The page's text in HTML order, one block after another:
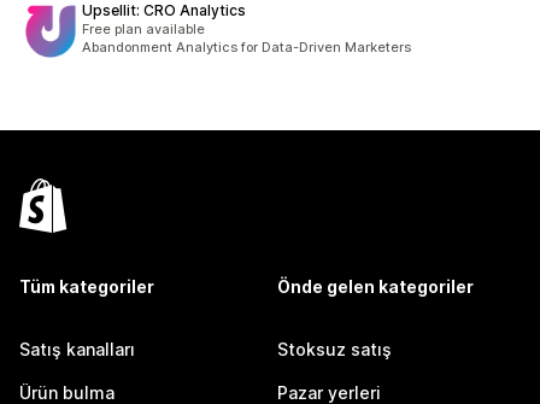
Upsellit: CRO Analytics
Free plan available
Abandonment Analytics for Data-Driven Marketers
Tüm kategoriler
Satış kanalları
Ürün bulma
Önde gelen kategoriler
Stoksuz satış
Pazar yerleri